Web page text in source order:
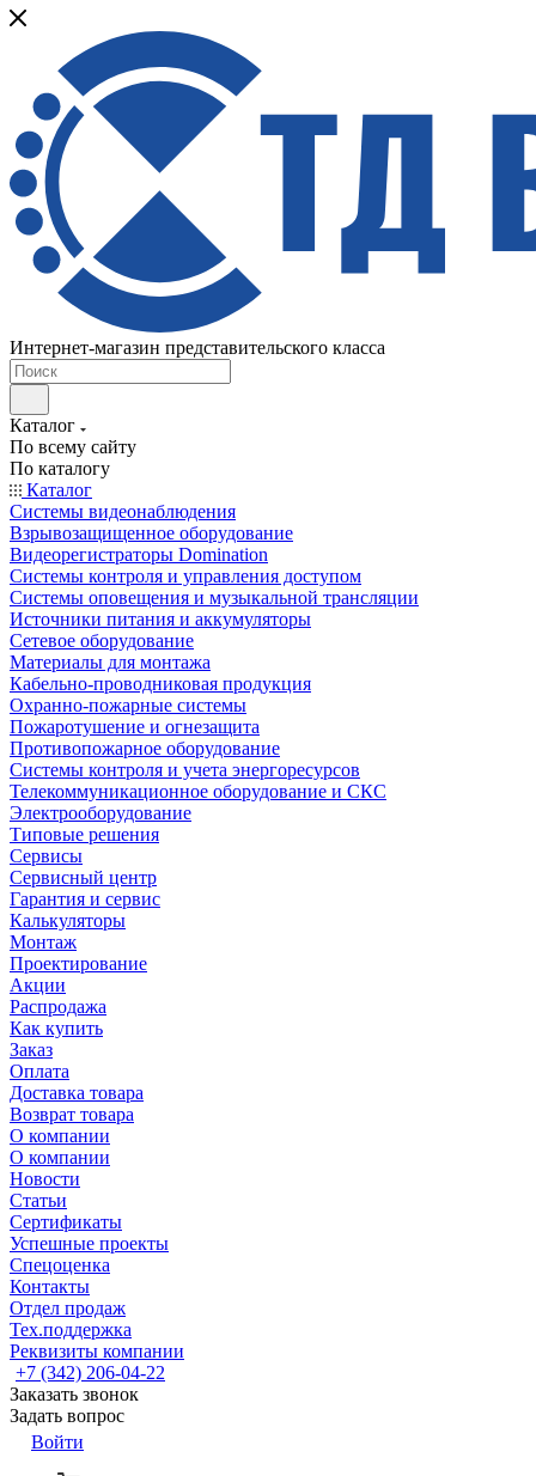
Интернет-магазин представительского класса
Каталог
По всему сайту
По каталогу
Каталог
Системы видеонаблюдения
Взрывозащищенное оборудование
Видеорегистраторы Domination
Системы контроля и управления доступом
Системы оповещения и музыкальной трансляции
Источники питания и аккумуляторы
Сетевое оборудование
Материалы для монтажа
Кабельно-проводниковая продукция
Охранно-пожарные системы
Пожаротушение и огнезащита
Противопожарное оборудование
Системы контроля и учета энергоресурсов
Телекоммуникационное оборудование и СКС
Электрооборудование
Типовые решения
Сервисы
Сервисный центр
Гарантия и сервис
Калькуляторы
Монтаж
Проектирование
Акции
Распродажа
Как купить
Заказ
Оплата
Доставка товара
Возврат товара
О компании
О компании
Новости
Статьи
Сертификаты
Успешные проекты
Спецоценка
Контакты
Отдел продаж
Тех.поддержка
Реквизиты компании
+7 (342) 206-04-22
Заказать звонок
Задать вопрос
Войти